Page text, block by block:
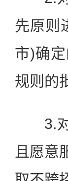
先原则
市)确
规则的
3.对
且愿意